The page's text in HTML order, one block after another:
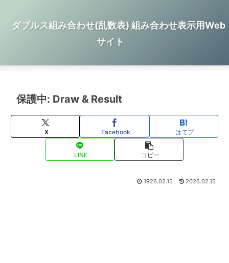
ダブルス組み合わせ(乱数表) 組み合わせ表示用Web
サイト
保護中: Draw & Result
X Facebook はてブ
LINE コピー
1926.02.15 2026.02.15